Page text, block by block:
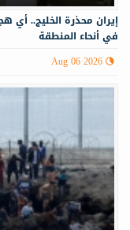
إيران محذرة الخليج..
في أنحاء المنطقة
Aug 06 2026